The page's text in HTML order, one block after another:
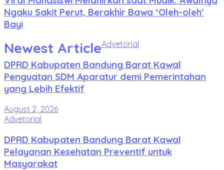
Ngaku Sakit Perut, Berakhir Bawa ‘Oleh-oleh’
Bayi
Newest ArticleAdvetorial
DPRD Kabupaten Bandung Barat Kawal
Penguatan SDM Aparatur demi Pemerintahan
yang Lebih Efektif
August 2, 2026
Advetorial
DPRD Kabupaten Bandung Barat Kawal
Pelayanan Kesehatan Preventif untuk
Masyarakat